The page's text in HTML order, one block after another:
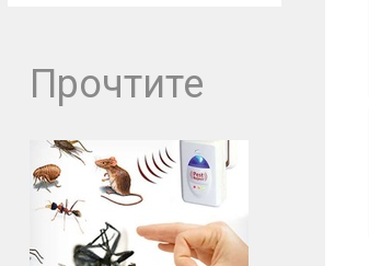
Прочтите